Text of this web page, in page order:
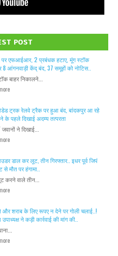
POST
पर एफआईआर, 2 प्रबंधक हटाए, मूंग स्टॉक
आंगनवाड़ी केंद् बंद, 37 समूहों को नोटिस..
बाहर निकालने...
लोडेड ट्रक रेलवे ट्रैक पर हुआ बंद, बांदकपुर आ रहे
के पहले दिखाई अदम्य तत्परता
ने दिखाई...
पाउडर डाल कर लूट, तीन गिरफ्तार.. इधर पूर्व जिपं
मौत पर हंगामा..
करने वाले तीन...
शराब के लिए रूपए न देने पर गोली चलाई..!
ने कड़ी कार्रवाई की मांग की..